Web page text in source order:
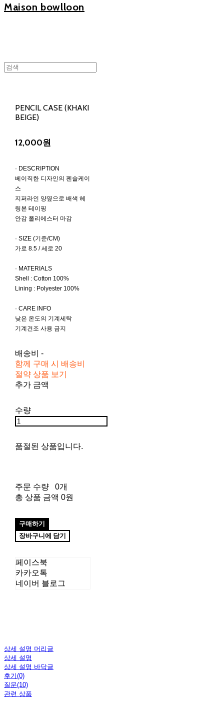
Maison bowlloon
PENCIL CASE (KHAKI
BEIGE)
12,000원
· DESCRIPTION
베이직한 디자인의 펜슬케이
스
지퍼라인 양옆으로 배색 헤
링본 테이핑
안감 폴리에스터 마감
· SIZE (기준/CM)
가로 8.5 / 세로 20
· MATERIALS
Shell : Cotton 100%
Lining : Polyester 100%
· CARE INFO
낮은 온도의 기계세탁
기계건조 사용 금지
배송비 -
함께 구매 시 배송비
절약 상품 보기
추가 금액
수량
품절된 상품입니다.
주문 수량
0개
총 상품 금액 0원
구매하기
장바구니에 담기
페이스북
카카오톡
네이버 블로그
상세 설명 머리글
상세 설명
상세 설명 바닥글
후기(0)
질문(10)
관련 상품